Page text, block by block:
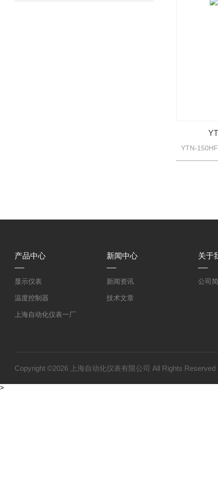
产品中心
显示仪表
温度控制器
上海自动化仪表一厂
压力变送器
新闻中心
新闻资讯
技术文章
关于
公司
Copyright ©2026 上海自动化仪表有限公司 All Rights
>